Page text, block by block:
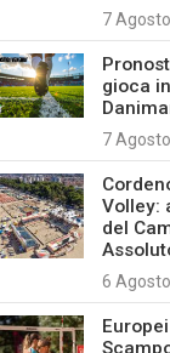
7
gioca
7
Volley:
del
6